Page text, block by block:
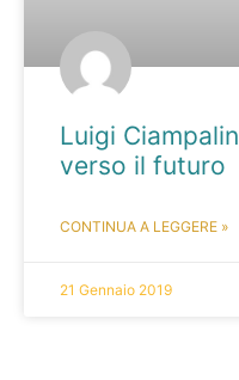
Luigi
verso il futuro
CONTINUA A LEGGERE »
21 Gennaio 2019